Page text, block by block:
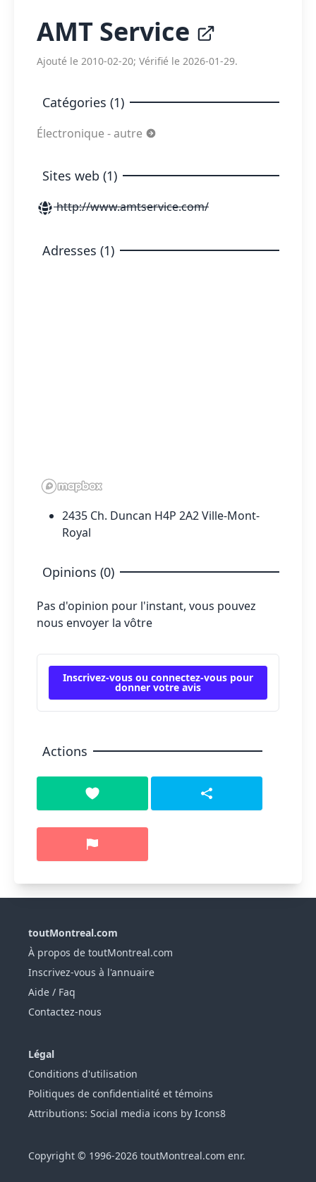
AMT Service
Ajouté le 2010-02-20; Vérifié le 2026-01-29.
Catégories (1)
Électronique - autre
Sites web (1)
http://www.amtservice.com/
Adresses (1)
2435 Ch. Duncan H4P 2A2 Ville-Mont-
Royal
Opinions (0)
Pas d'opinion pour l'instant, vous pouvez
nous envoyer la vôtre
Inscrivez-vous ou connectez-vous pour
donner votre avis
Actions
toutMontreal.com
À propos de toutMontreal.com
Inscrivez-vous à l'annuaire
Aide / Faq
Contactez-nous
Légal
Conditions d'utilisation
Politiques de confidentialité et témoins
Attributions: Social media icons by Icons8
Copyright © 1996-2026 toutMontreal.com enr.